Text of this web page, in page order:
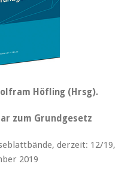
Höfling (Hrsg).
zum Grundgesetz
derzeit: 12/19,
2019